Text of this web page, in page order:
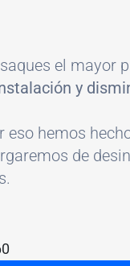
el
y
hemos
de